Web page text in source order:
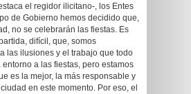
el regidor ilicitano-, los Entes
de Gobierno hemos decidido que,
no se celebrarán las fiestas. Es
difícil, que, somos
las ilusiones y el trabajo que todo
a las fiestas, pero estamos
es la mejor, la más responsable y
en este momento. Por eso, el